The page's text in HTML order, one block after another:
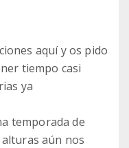
aquí y os pido
tiempo casi
ya
temporada de
aún nos